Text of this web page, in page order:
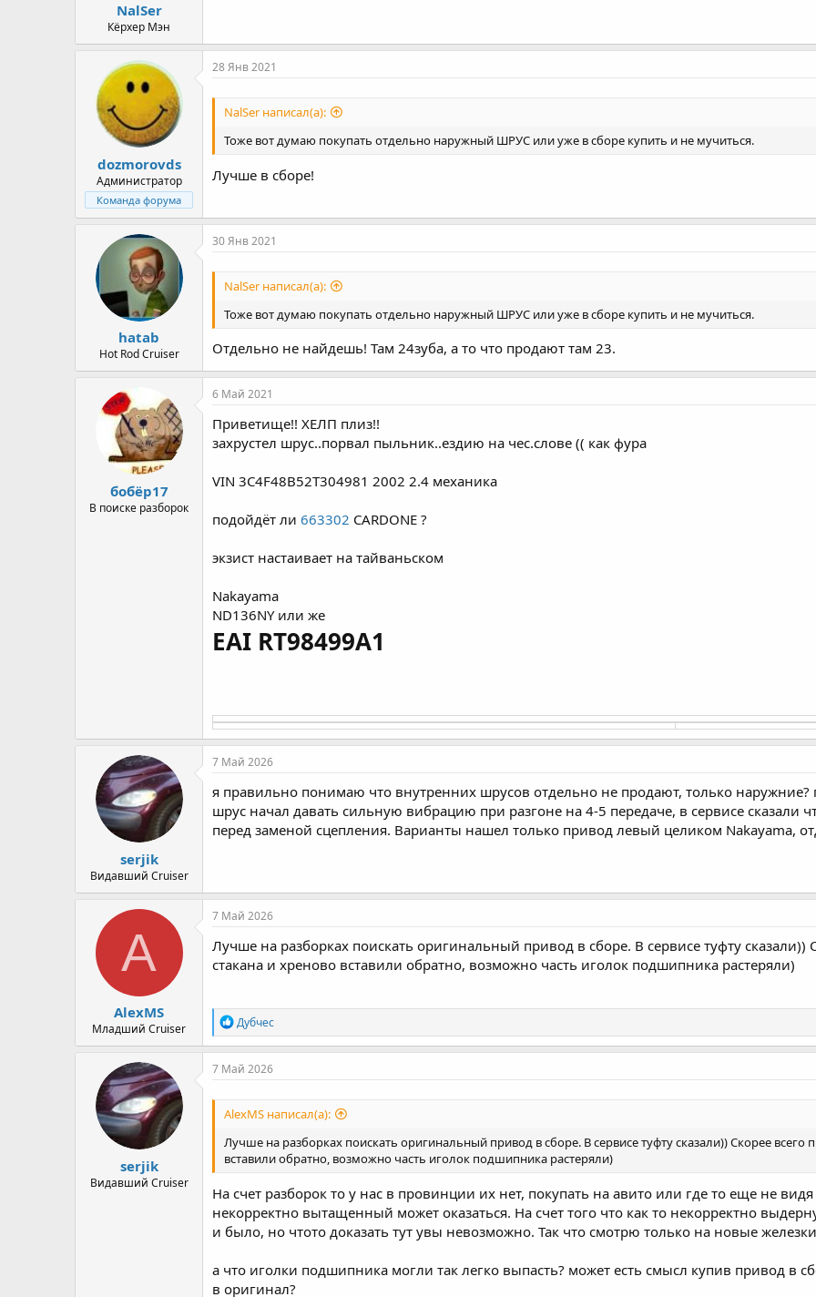
NalSer
Кёрхер Мэн
dozmorovds
Администратор
Команда форума
28 Янв 2021
NalSer написал(а):
Тоже вот думаю покупать отдельно наружный ШРУС или уже в сборе купить и не мучиться.
Лучше в сборе!
hatab
Hot Rod Cruiser
30 Янв 2021
NalSer написал(а):
Тоже вот думаю покупать отдельно наружный ШРУС или уже в сборе купить и не мучиться.
Отдельно не найдешь! Там 24зуба, а то что продают там 23.
бобёр17
В поиске разборок
6 Май 2021
Приветище!! ХЕЛП плиз!!
захрустел шрус..порвал пыльник..ездию на чес.слове (( как фура
VIN 3C4F48B52T304981 2002 2.4 механика
подойдёт ли 663302 CARDONE ?
экзист настаивает на тайваньском
Nakayama
ND136NY или же
EAI RT98499A1
serjik
Видавший Cruiser
7 Май 2026
я правильно понимаю что внутренних шрусов отдельно не продают, только
шрус начал давать сильную вибрацию при разгоне на 4-5 передаче, в сервисе сказали
перед заменой сцепления. Варианты нашел только привод левый целиком Nakayama,
A
AlexMS
Младший Cruiser
7 Май 2026
Лучше на разборках поискать оригинальный привод в сборе. В сервисе туфту
стакана и хреново вставили обратно, возможно часть иголок подшипника растеряли)
Р
е
а
к
:
Дубчес
serjik
Видавший Cruiser
7 Май 2026
AlexMS написал(а):
Лучше на разборках поискать оригинальный привод в сборе. В сервисе туфту сказали)) Скорее всего
вставили обратно, возможно часть иголок подшипника растеряли)
На счет разборок то у нас в провинции их нет, покупать на авито или где то еще не
некорректно вытащенный может оказаться. На счет того что как то некорректно
и было, но чтото доказать тут увы невозможно. Так что смотрю только на новые
а что иголки подшипника могли так легко выпасть? может есть смысл купив привод в
в оригинал?